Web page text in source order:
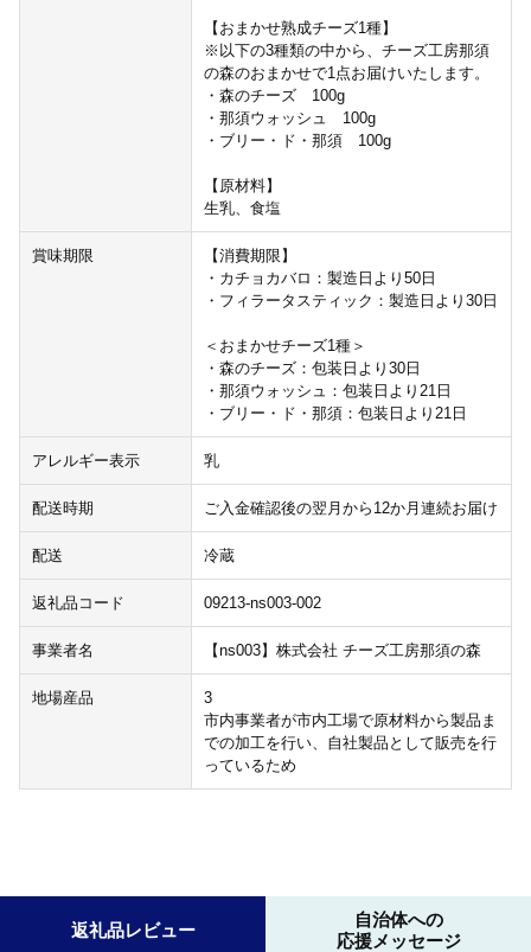
【おまかせ熟成チーズ1種】
※以下の3種類の中から、チーズ工房那須
の森のおまかせで1点お届けいたします。
・森のチーズ 100g
・那須ウォッシュ 100g
・ブリー・ド・那須 100g
【原材料】
生乳、食塩
賞味期限
【消費期限】
・カチョカバロ：製造日より50日
・フィラータスティック：製造日より30日
＜おまかせチーズ1種＞
・森のチーズ：包装日より30日
・那須ウォッシュ：包装日より21日
・ブリー・ド・那須：包装日より21日
アレルギー表示 乳
配送時期 ご入金確認後の翌月から12か月連続お届け
配送 冷蔵
返礼品コード 09213-ns003-002
事業者名 【ns003】株式会社 チーズ工房那須の森
地場産品
3
市内事業者が市内工場で原材料から製品ま
での加工を行い、自社製品として販売を行
っているため
返礼品レビュー
自治体への
応援メッセージ